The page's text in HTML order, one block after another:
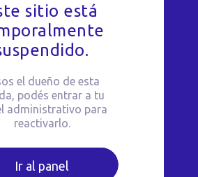
sitio está
el dueño de esta
podés entrar a tu
administrativo para
reactivarlo.
Ir al panel